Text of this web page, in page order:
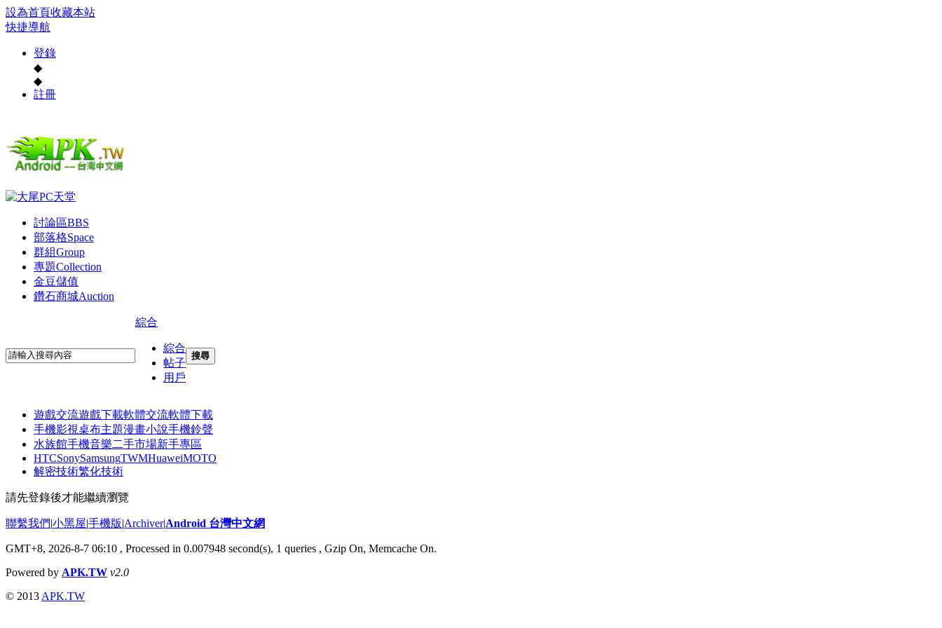
設為首頁收藏本站
快捷導航
登錄
◆
◆
註冊
討論區BBS
部落格Space
群組Group
專題Collection
金豆儲值
鑽石商城Auction
綜合
綜合
帖子
用戶
搜尋
遊戲交流遊戲下載軟體交流軟體下載
手機影視桌布主題漫畫小說手機鈴聲
水族館手機音樂二手市場新手專區
HTCSonySamsungTWMHuaweiMOTO
解密技術繁化技術
請先登錄後才能繼續瀏覽
聯繫我們|小黑屋|手機版|Archiver|Android 台灣中文網
GMT+8, 2026-8-7 06:10 , Processed in 0.007948 second(s), 1 queries , Gzip On, Memcache On.
Powered by APK.TW v2.0
© 2013 APK.TW